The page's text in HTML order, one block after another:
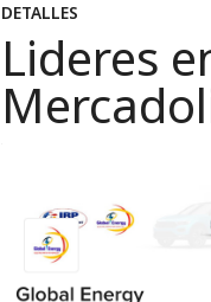
DETALLES
Lideres